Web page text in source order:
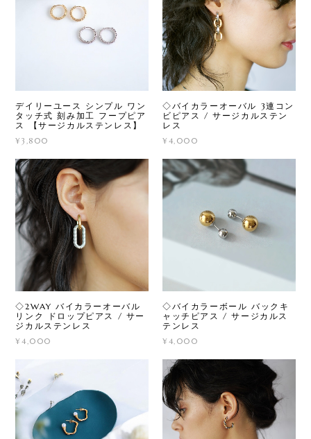
デイリーユース シンプル ワン
タッチ式 刻み加工 フープピア
ス 【サージカルステンレス】
¥3,800
◇バイカラーオーバル 3連コン
ビピアス / サージカルステン
レス
¥4,000
◇2WAY バイカラーオーバル
リンク ドロップピアス / サー
ジカルステンレス
¥4,000
◇バイカラーボール バックキ
ャッチピアス / サージカルス
テンレス
¥4,000